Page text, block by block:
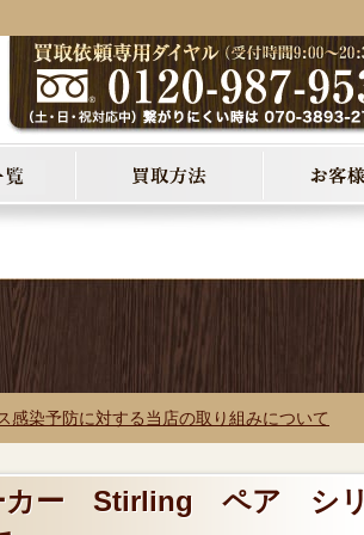
感染予防に対する当店の取り組みについて
カー Stirling ペア シリ